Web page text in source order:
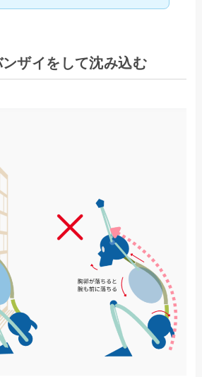
ザイをして沈み込む